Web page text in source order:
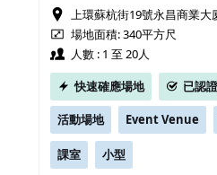
上環蘇杭街19號永昌商業大
場地面積: 340平方尺
人數 : 1 至 20人
快速確應場地
已認證
活動場地 Event Venue
課室 小型